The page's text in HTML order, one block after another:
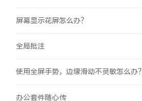
屏幕显示花屏怎么办？
全局批注
使用全屏手势，边缘滑动不灵敏怎么办？
办公套件随心传